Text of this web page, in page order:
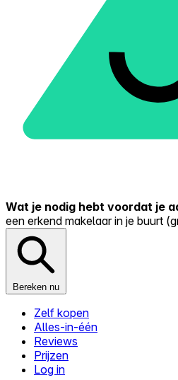
Wat je nodig hebt voordat je
een erkend makelaar in je buurt
Bereken nu
Zelf kopen
Alles-in-één
Reviews
Prijzen
Log in